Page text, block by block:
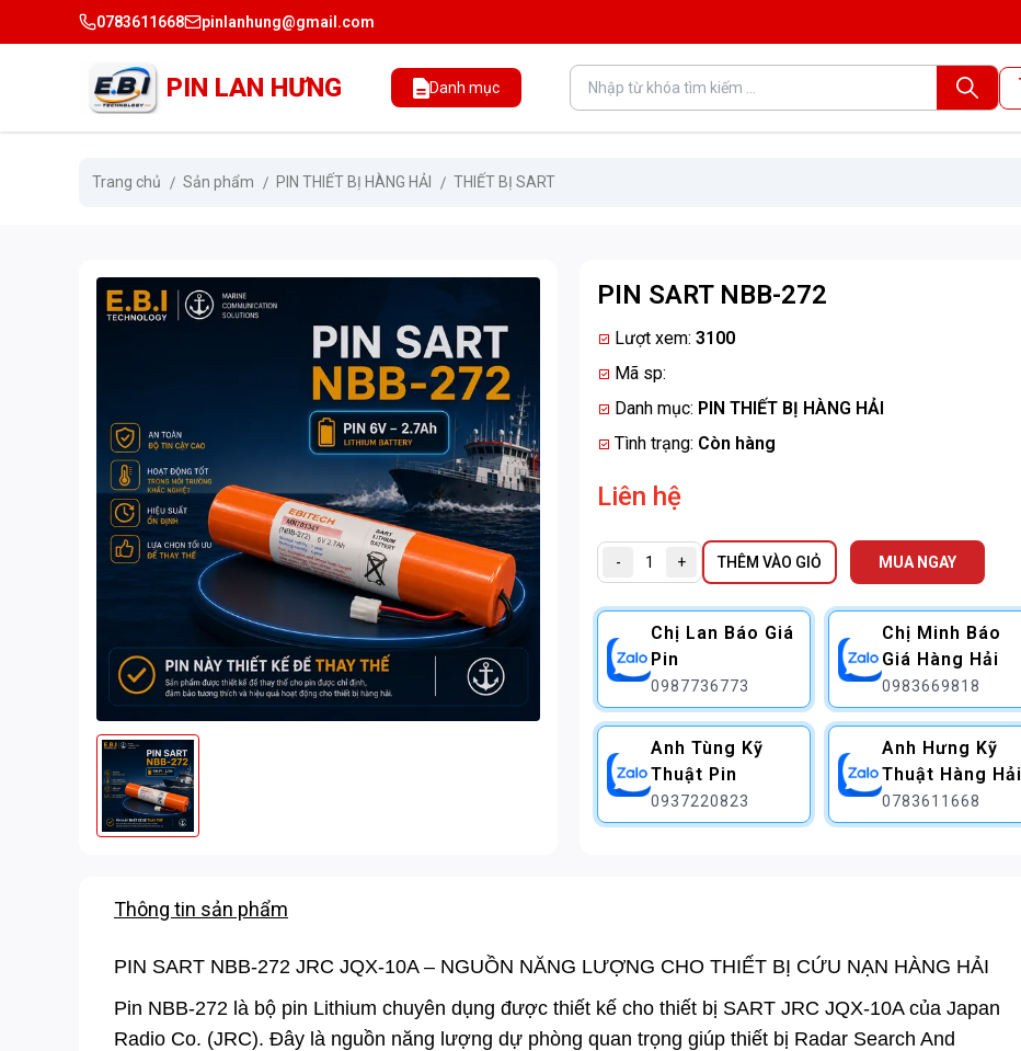
0783611668 pinlanhung@gmail.com
PIN LAN HƯNG Danh mục
Trang chủ Sản phẩm PIN THIẾT BỊ HÀNG HẢI THIẾT BỊ SART
PIN SART NBB-272
Lượt xem:3100
Mã sp:
Danh mục: PIN THIẾT BỊ HÀNG HẢI
Tình trạng: Còn hàng
Liên hệ
- + THÊM VÀO GIỎ MUA NGAY
Chị Lan Báo Giá
Pin
0987736773
Chị Minh Báo
Giá Hàng Hải
0983669818
Anh Tùng Kỹ
Thuật Pin
0937220823
Anh Hưng Kỹ
Thuật Hàng Hải
0783611668
Thông tin sản phẩm
PIN SART NBB-272 JRC JQX-10A – NGUỒN NĂNG LƯỢNG CHO THIẾT BỊ CỨU NẠN HÀNG HẢI
Pin NBB-272 là bộ pin Lithium chuyên dụng được thiết kế cho thiết bị SART JRC JQX-10A của Japan
Radio Co. (JRC). Đây là nguồn năng lượng dự phòng quan trọng giúp thiết bị Radar Search And